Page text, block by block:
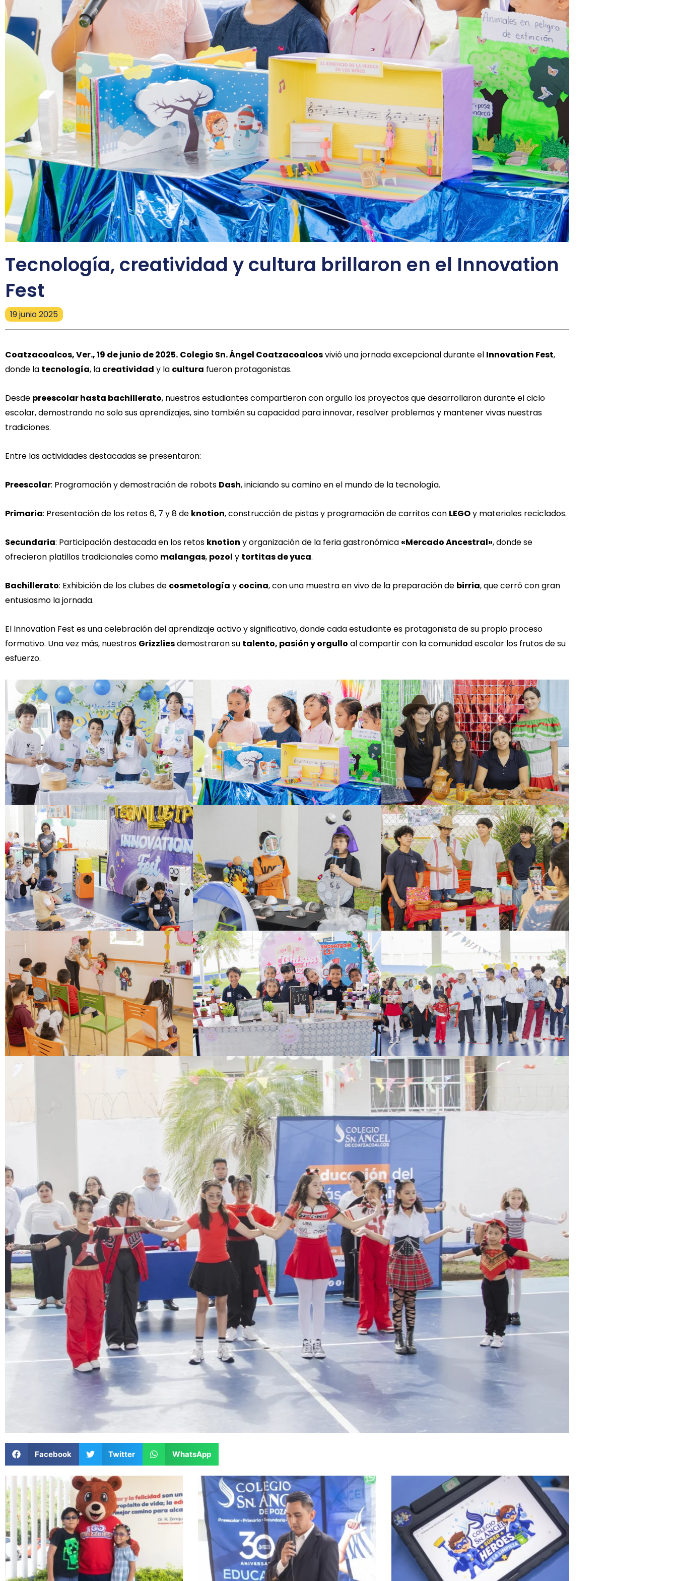
Tecnología, creatividad y cultura brillaron en el Innovation
Fest
19 junio 2025
Coatzacoalcos, Ver., 19 de junio de 2025. Colegio Sn. Ángel Coatzacoalcosvivió una jornada excepcional durante el Innovation Fest,
donde la tecnología, la creatividad y la cultura fueron protagonistas.
Desde preescolar hasta bachillerato, nuestros estudiantes compartieron con orgullo los proyectos que desarrollaron durante el ciclo
escolar, demostrando no solo sus aprendizajes, sino también su capacidad para innovar, resolver problemas y mantener vivas nuestras
tradiciones.
Entre las actividades destacadas se presentaron:
Preescolar: Programación y demostración de robots Dash, iniciando su camino en el mundo de la tecnología.
Primaria: Presentación de los retos 6, 7 y 8 de knotion, construcción de pistas y programación de carritos con LEGOy materiales reciclados.
Secundaria: Participación destacada en los retos knotion y organización de la feria gastronómica «Mercado Ancestral», donde se
ofrecieron platillos tradicionales como malangas, pozol y tortitas de yuca.
Bachillerato: Exhibición de los clubes de cosmetología y cocina, con una muestra en vivo de la preparación de birria, que cerró con gran
entusiasmo la jornada.
El Innovation Fest es una celebración del aprendizaje activo y significativo, donde cada estudiante es protagonista de su propio proceso
formativo. Una vez más, nuestros Grizzliesdemostraron su talento, pasión y orgullo al compartir con la comunidad escolar los frutos de su
esfuerzo.
Facebook Twitter WhatsApp